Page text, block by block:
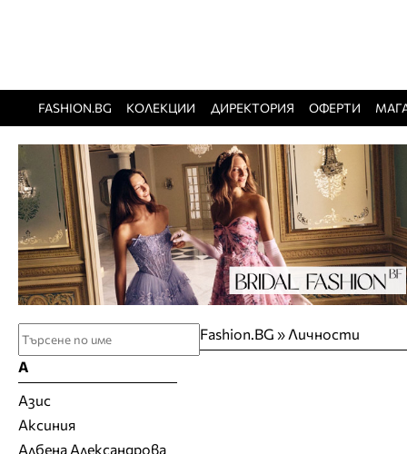
FASHION.BG КОЛЕКЦИИ ДИРЕКТОРИЯ ОФЕРТИ
Fashion.BG » Личности
А
Азис
Аксиния
Албена Александрова